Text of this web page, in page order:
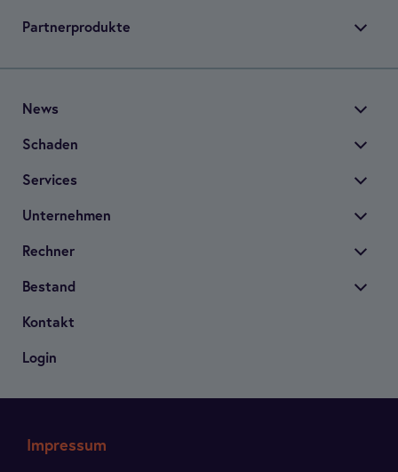
Part­ner­pro­dukte
News
Scha­den
Ser­vices
Unter­neh­men
Rech­ner
Bestand
Kon­takt
Login
Impressum